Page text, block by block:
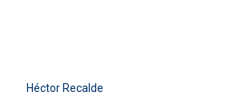
Héctor Recalde